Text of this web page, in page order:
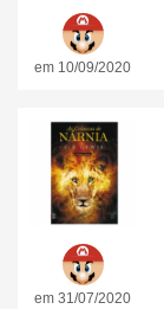
em 10/09/2020
em 31/07/2020